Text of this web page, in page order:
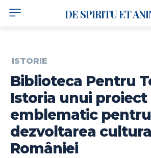
DE SPIRITU ET
ISTORIE
Biblioteca Pentru
Istoria unui proiect
emblematic pentru
dezvoltarea
României